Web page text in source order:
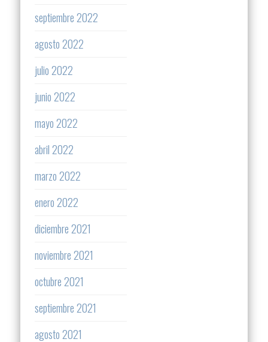
septiembre 2022
agosto 2022
julio 2022
junio 2022
mayo 2022
abril 2022
marzo 2022
enero 2022
diciembre 2021
noviembre 2021
octubre 2021
septiembre 2021
agosto 2021